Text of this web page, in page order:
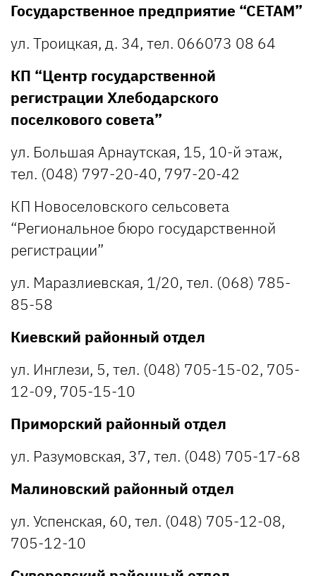
Государственное предприятие “СЕТАМ”
ул. Троицкая, д. 34, тел. 066073 08 64
КП “Центр государственной
регистрации Хлебодарского
поселкового совета”
ул. Большая Арнаутская, 15, 10-й этаж,
тел. (048) 797-20-40, 797-20-42
КП Новоселовского сельсовета
“Региональное бюро государственной
регистрации”
ул. Маразлиевская, 1/20, тел. (068) 785-
85-58
Киевский районный отдел
ул. Инглези, 5, тел. (048) 705-15-02, 705-
12-09, 705-15-10
Приморский районный отдел
ул. Разумовская, 37, тел. (048) 705-17-68
Малиновский районный отдел
ул. Успенская, 60, тел. (048) 705-12-08,
705-12-10